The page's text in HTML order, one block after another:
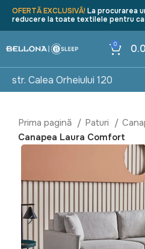
OFERTĂ EXCLUSIVĂ!La procurarea
reducere la toate textilele pentru
0
str. Calea Orheiului 120
Prima pagină Paturi
Canapea Laura Comfort